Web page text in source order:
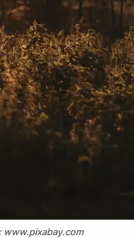
www.pixabay.com